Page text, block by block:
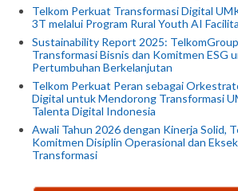
Telkom Perkuat Transformasi Digital
3T melalui Program Rural Youth AI
Sustainability Report 2025:
Transformasi Bisnis dan Komitmen ESG
Pertumbuhan Berkelanjutan
Telkom Perkuat Peran sebagai
Digital untuk Mendorong Transformasi
Talenta Digital Indonesia
Awali Tahun 2026 dengan Kinerja Solid,
Komitmen Disiplin Operasional dan
Transformasi